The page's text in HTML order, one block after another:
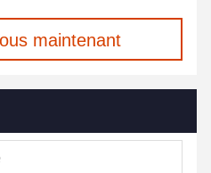
maintenant